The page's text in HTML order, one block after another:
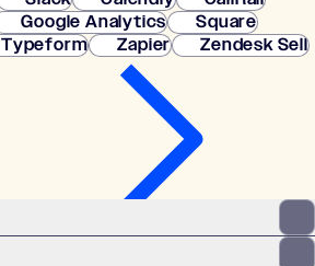
Google Analytics
Square
Typeform Zapier Zendesk Sell